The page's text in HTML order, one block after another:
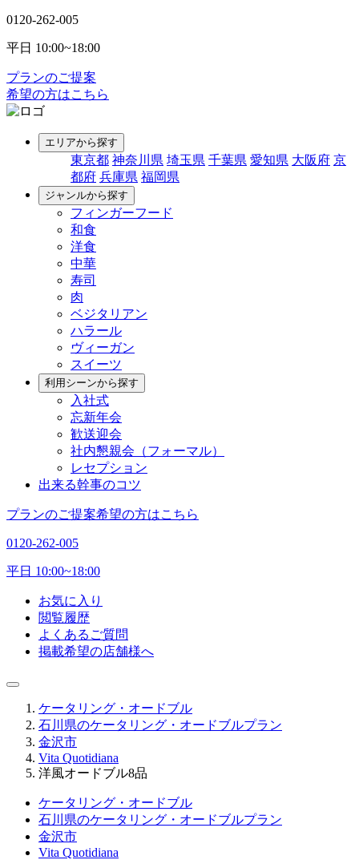
0120-262-005
平日 10:00~18:00
プランのご提案
希望の方はこちら
エリアから探す
東京都 神奈川県 埼玉県 千葉県 愛知県 大阪府 京
都府 兵庫県 福岡県
ジャンルから探す
フィンガーフード
和食
洋食
中華
寿司
肉
ベジタリアン
ハラール
ヴィーガン
スイーツ
利用シーンから探す
入社式
忘新年会
歓送迎会
社内懇親会（フォーマル）
レセプション
出来る幹事のコツ
プランのご提案希望の方はこちら
0120-262-005
平日 10:00~18:00
お気に入り
閲覧履歴
よくあるご質問
掲載希望の店舗様へ
ケータリング・オードブル
石川県のケータリング・オードブルプラン
金沢市
Vita Quotidiana
洋風オードブル8品
ケータリング・オードブル
石川県のケータリング・オードブルプラン
金沢市
Vita Quotidiana